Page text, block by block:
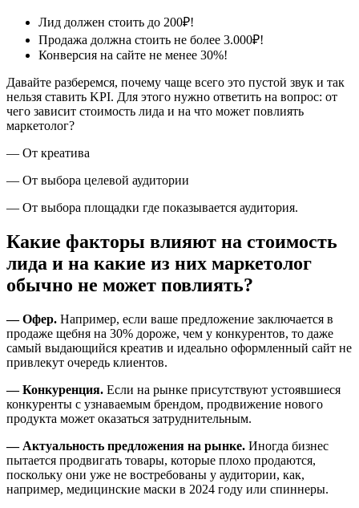
Лид должен стоить до 200₽!
Продажа должна стоить не более 3.000₽!
Конверсия на сайте не менее 30%!
Давайте разберемся, почему чаще всего это пустой звук и так
нельзя ставить KPI. Для этого нужно ответить на вопрос: от
чего зависит стоимость лида и на что может повлиять
маркетолог?
— От креатива
— От выбора целевой аудитории
— От выбора площадки где показывается аудитория.
Какие факторы влияют на стоимость
лида и на какие из них маркетолог
обычно не может повлиять?
— Офер. Например, если ваше предложение заключается в
продаже щебня на 30% дороже, чем у конкурентов, то даже
самый выдающийся креатив и идеально оформленный сайт не
привлекут очередь клиентов.
— Конкуренция. Если на рынке присутствуют устоявшиеся
конкуренты с узнаваемым брендом, продвижение нового
продукта может оказаться затруднительным.
— Актуальность предложения на рынке. Иногда бизнес
пытается продвигать товары, которые плохо продаются,
поскольку они уже не востребованы у аудитории, как,
например, медицинские маски в 2024 году или спиннеры.